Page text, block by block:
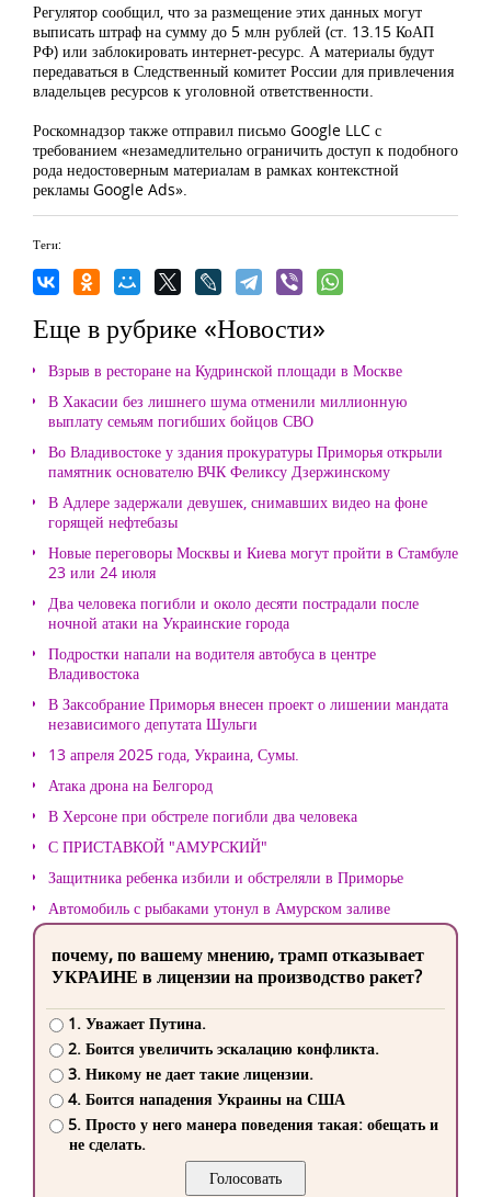
Регулятор сообщил, что за размещение этих данных могут
выписать штраф на сумму до 5 млн рублей (ст. 13.15 КоАП
РФ) или заблокировать интернет-ресурс. А материалы будут
передаваться в Следственный комитет России для привлечения
владельцев ресурсов к уголовной ответственности.
Роскомнадзор также отправил письмо Google LLC с
требованием «незамедлительно ограничить доступ к подобного
рода недостоверным материалам в рамках контекстной
рекламы Google Ads».
Теги:
Еще в рубрике «Новости»
Взрыв в ресторане на Кудринской площади в Москве
В Хакасии без лишнего шума отменили миллионную
выплату семьям погибших бойцов СВО
Во Владивостоке у здания прокуратуры Приморья открыли
памятник основателю ВЧК Феликсу Дзержинскому
В Адлере задержали девушек, снимавших видео на фоне
горящей нефтебазы
Новые переговоры Москвы и Киева могут пройти в Стамбуле
23 или 24 июля
Два человека погибли и около десяти пострадали после
ночной атаки на Украинские города
Подростки напали на водителя автобуса в центре
Владивостока
В Заксобрание Приморья внесен проект о лишении мандата
независимого депутата Шульги
13 апреля 2025 года, Украина, Сумы.
Атака дрона на Белгород
В Херсоне при обстреле погибли два человека
С ПРИСТАВКОЙ "АМУРСКИЙ"
Защитника ребенка избили и обстреляли в Приморье
Автомобиль с рыбаками утонул в Амурском заливе
почему, по вашему мнению, трамп отказывает
УКРАИНЕ в лицензии на производство ракет?
1. Уважает Путина.
2. Боится увеличить эскалацию конфликта.
3. Никому не дает такие лицензии.
4. Боится нападения Украины на США
5. Просто у него манера поведения такая: обещать и
не сделать.